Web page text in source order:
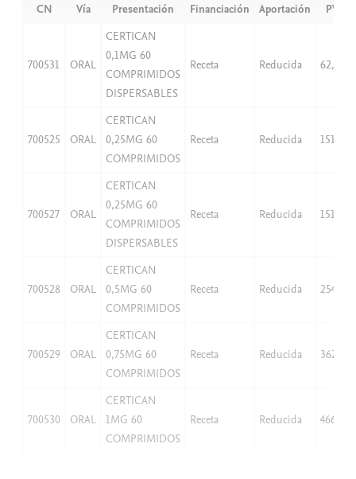
CN Vía Presentación Financiación Aportación PVP
700531 ORAL
CERTICAN
0,1MG 60
COMPRIMIDOS
DISPERSABLES
Receta Reducida 62,01
700525 ORAL
CERTICAN
0,25MG 60
COMPRIMIDOS
Receta Reducida 151,03
700527 ORAL
CERTICAN
0,25MG 60
COMPRIMIDOS
DISPERSABLES
Receta Reducida 151,03
700528 ORAL
CERTICAN
0,5MG 60
COMPRIMIDOS
Receta Reducida 254,31
700529 ORAL
CERTICAN
0,75MG 60
COMPRIMIDOS
Receta Reducida 362,79
700530 ORAL
CERTICAN
1MG 60
COMPRIMIDOS
Receta Reducida 466,08